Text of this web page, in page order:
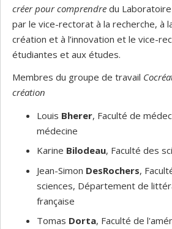
créer pour comprendre du
par le vice-rectorat à la recherche, à
création et à l’innovation et le vice-
étudiantes et aux études.
Membres du groupe de travail
création
Louis Bherer, Faculté de
médecine
Karine Bilodeau, Faculté des
Jean-Simon DesRochers,
sciences, Département de
française
Tomas Dorta, Faculté de